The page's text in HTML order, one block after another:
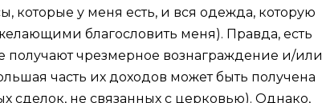
которые у меня есть, и вся одежда, которую
благословить меня). Правда, есть
получают чрезмерное вознаграждение и/или
часть их доходов может быть получена
сделок, не связанных с церковью). Однако,